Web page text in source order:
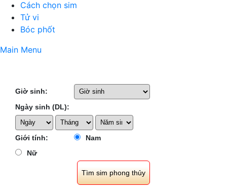
Cách chọn sim
Tử vi
Bóc phốt
Main Menu
Giờ sinh:
Ngày sinh (DL):
Giới tính:
Nam
Nữ